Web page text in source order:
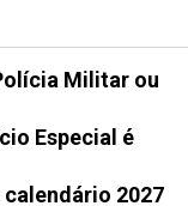
Militar ou
Especial é
2027